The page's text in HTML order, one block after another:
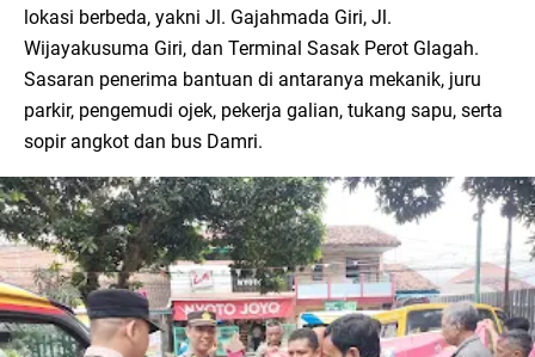
lokasi berbeda, yakni Jl. Gajahmada Giri, Jl.
Wijayakusuma Giri, dan Terminal Sasak Perot Glagah.
Sasaran penerima bantuan di antaranya mekanik, juru
parkir, pengemudi ojek, pekerja galian, tukang sapu, serta
sopir angkot dan bus Damri.